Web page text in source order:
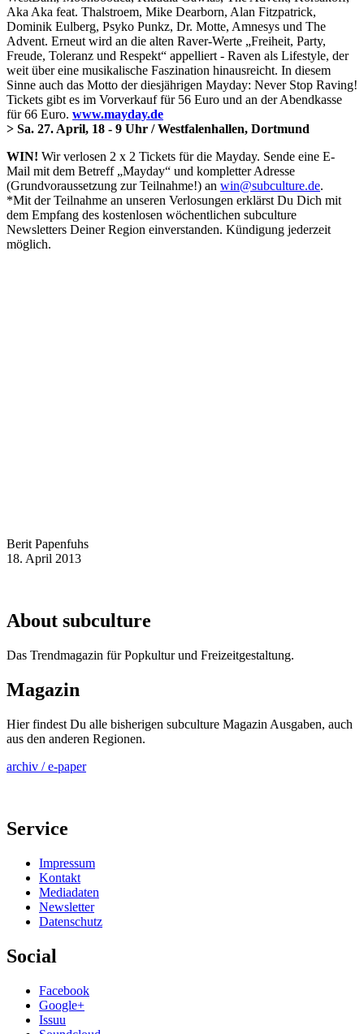
Aka Aka feat. Thalstroem, Mike Dearborn, Alan Fitzpatrick,
Dominik Eulberg, Psyko Punkz, Dr. Motte, Amnesys und The
Advent. Erneut wird an die alten Raver-Werte „Freiheit, Party,
Freude, Toleranz und Respekt“ appelliert - Raven als Lifestyle, der
weit über eine musikalische Faszination hinausreicht. In diesem
Sinne auch das Motto der diesjährigen Mayday: Never Stop Raving!
Tickets gibt es im Vorverkauf für 56 Euro und an der Abendkasse
für 66 Euro. www.mayday.de
> Sa. 27. April, 18 - 9 Uhr / Westfalenhallen, Dortmund
WIN! Wir verlosen 2 x 2 Tickets für die Mayday. Sende eine E-
Mail mit dem Betreff „Mayday“ und kompletter Adresse
(Grundvoraussetzung zur Teilnahme!) an win@subculture.de.
*Mit der Teilnahme an unseren Verlosungen erklärst Du Dich mit
dem Empfang des kostenlosen wöchentlichen subculture
Newsletters Deiner Region einverstanden. Kündigung jederzeit
möglich.
Berit Papenfuhs
18. April 2013
About subculture
Das Trendmagazin für Popkultur und Freizeitgestaltung.
Magazin
Hier findest Du alle bisherigen subculture Magazin Ausgaben, auch
aus den anderen Regionen.
archiv / e-paper
Service
Impressum
Kontakt
Mediadaten
Newsletter
Datenschutz
Social
Facebook
Google+
Issuu